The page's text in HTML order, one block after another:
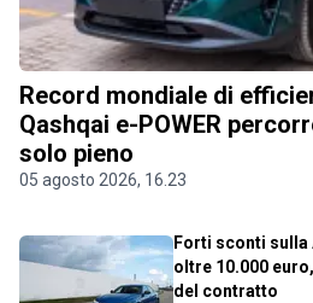
Record mondiale di
Qashqai e-POWER
solo pieno
05 agosto 2026, 16.23
Forti sconti sulla
oltre 10.000
del contratto